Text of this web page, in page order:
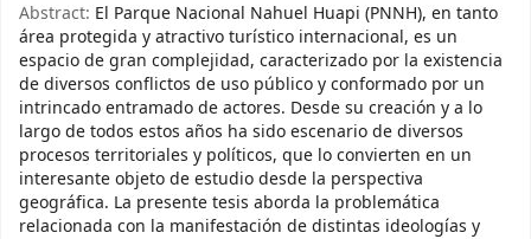
Abstract: El Parque Nacional Nahuel Huapi (PNNH), en tanto
área protegida y atractivo turístico internacional, es un
espacio de gran complejidad, caracterizado por la existencia
de diversos conflictos de uso público y conformado por un
intrincado entramado de actores. Desde su creación y a lo
largo de todos estos años ha sido escenario de diversos
procesos territoriales y políticos, que lo convierten en un
interesante objeto de estudio desde la perspectiva
geográfica. La presente tesis aborda la problemática
relacionada con la manifestación de distintas ideologías y